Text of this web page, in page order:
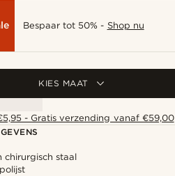
Bespaar tot 50% - Shop nu
KIES MAAT
- Gratis verzending vanaf €59,00
chirurgisch staal